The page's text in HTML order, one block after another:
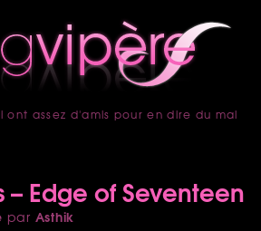
assez d'amis pour en dire du mal
– Edge of Seventeen
par Asthik